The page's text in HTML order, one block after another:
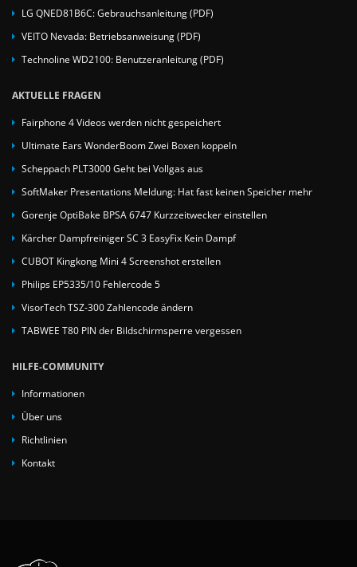
LG QNED81B6C: Gebrauchsanleitung (PDF)
VEITO Nevada: Betriebsanweisung (PDF)
Technoline WD2100: Benutzeranleitung (PDF)
AKTUELLE FRAGEN
Fairphone 4 Videos werden nicht gespeichert
Ultimate Ears WonderBoom Zwei Boxen koppeln
Scheppach PLT3000 Geht bei Vollgas aus
SoftMaker Presentations Meldung: Hat fast keinen Speicher mehr
Gorenje OptiBake BPSA 6747 Kurzzeitwecker einstellen
Kärcher Dampfreiniger SC 3 EasyFix Kein Dampf
CUBOT Kingkong Mini 4 Screenshot erstellen
Philips EP5335/10 Fehlercode 5
VisorTech TSZ-300 Zahlencode ändern
TABWEE T80 PIN der Bildschirmsperre vergessen
HILFE-COMMUNITY
Informationen
Über uns
Richtlinien
Kontakt